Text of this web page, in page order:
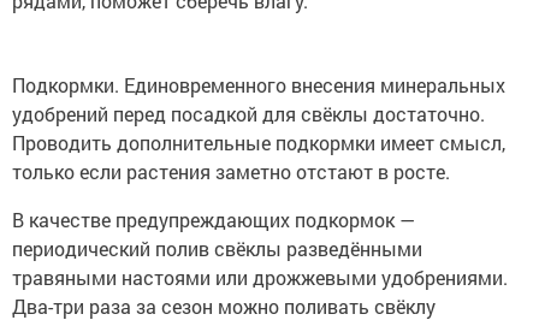
Подкормки. Единовременного внесения минеральных
удобрений перед посадкой для свёклы достаточно.
Проводить дополнительные подкормки имеет смысл,
только если растения заметно отстают в росте.
В качестве предупреждающих подкормок —
периодический полив свёклы разведёнными
травяными настоями или дрожжевыми удобрениями.
Два-три раза за сезон можно поливать свёклу